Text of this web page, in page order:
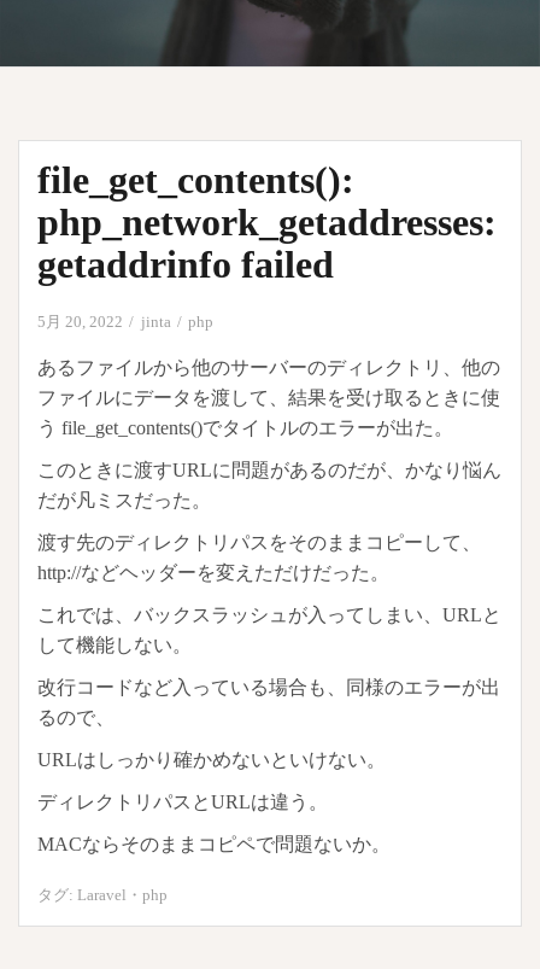
file_get_contents():
php_network_getaddresses:
getaddrinfo failed
5月 20, 2022 jinta php
あるファイルから他のサーバーのディレクトリ、他の
ファイルにデータを渡して、結果を受け取るときに使
う file_get_contents()でタイトルのエラーが出た。
このときに渡すURLに問題があるのだが、かなり悩ん
だが凡ミスだった。
渡す先のディレクトリパスをそのままコピーして、
http://などヘッダーを変えただけだった。
これでは、バックスラッシュが入ってしまい、URLと
して機能しない。
改行コードなど入っている場合も、同様のエラーが出
るので、
URLはしっかり確かめないといけない。
ディレクトリパスとURLは違う。
MACならそのままコピペで問題ないか。
タグ: Laravel ・ php